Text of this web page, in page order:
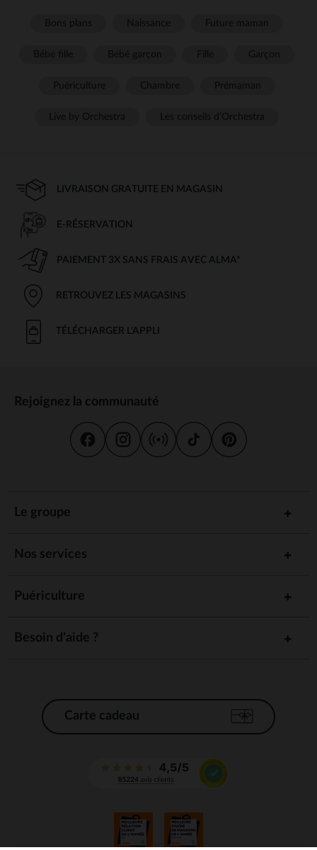
LIVRAISON GRATUITE EN MAGASIN
E-RÉSERVATION
PAIEMENT 3X SANS FRAIS AVEC ALMA*
RETROUVEZ LES MAGASINS
TÉLÉCHARGER L'APPLI
Rejoignez la communauté
Le groupe
Nos services
Puériculture
Besoin d'aide ?
Carte cadeau